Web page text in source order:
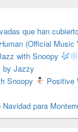
que han
(Official Music
with Snoopy
by Jazzy
Snoopy
Positive
Navidad para